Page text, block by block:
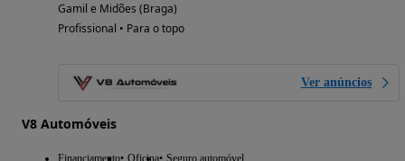
Gamil e Midões (Braga)
Profissional • Para o topo
Ver anúncios
V8 Automóveis